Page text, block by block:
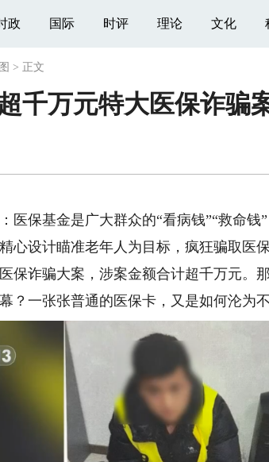
政 国际 时评 理论 文化
> 正文
千万元特大医保诈骗
：医保基金是广大群众的“看病钱”“救命
心设计瞄准老年人为目标，疯狂骗取医
保诈骗大案，涉案金额合计超千万元。
？一张张普通的医保卡，又是如何沦为